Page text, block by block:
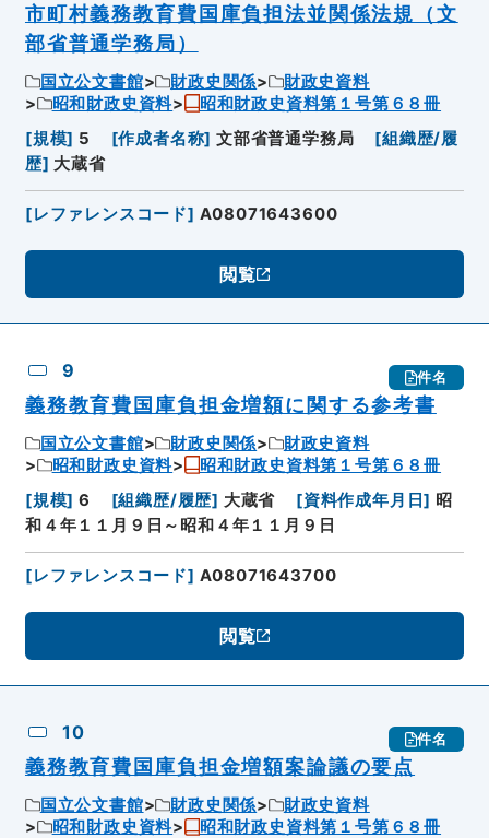
市町村義務教育費国庫負担法並関係法規（文
部省普通学務局）
国立公文書館 財政史関係
財政史資料
昭和財政史資料
昭和財政史資料第１号第６８冊
[規模] 5 [作成者名称] 文部省普通学務局 [組織歴/履
歴] 大蔵省
[レファレンスコード] A08071643600
閲覧
9 件名
義務教育費国庫負担金増額に関する参考書
国立公文書館 財政史関係
財政史資料
昭和財政史資料
昭和財政史資料第１号第６８冊
[規模] 6 [組織歴/履歴] 大蔵省 [資料作成年月日] 昭
和４年１１月９日～昭和４年１１月９日
[レファレンスコード] A08071643700
閲覧
10 件名
義務教育費国庫負担金増額案論議の要点
国立公文書館 財政史関係
財政史資料
昭和財政史資料
昭和財政史資料第１号第６８冊